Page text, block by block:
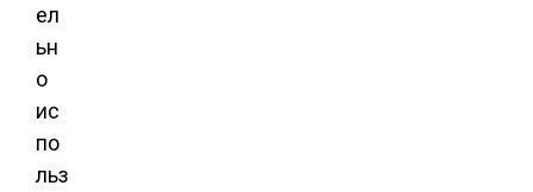
ел
ьн
о
ис
по
льз